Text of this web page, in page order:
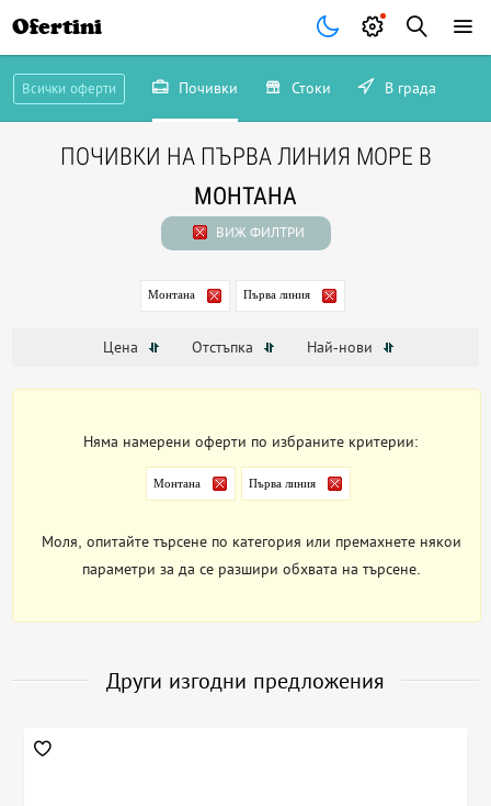
Ofertini
Всички оферти Почивки Стоки В града
ПОЧИВКИ НА ПЪРВА ЛИНИЯ МОРЕ В
МОНТАНА
ВИЖ ФИЛТРИ
Монтана Първа линия
Цена Отстъпка Най-нови
Няма намерени оферти по избраните критерии:
Монтана Първа линия
Моля, опитайте търсене по категория или премахнете някои
параметри за да се разшири обхвата на търсене.
Други изгодни предложения